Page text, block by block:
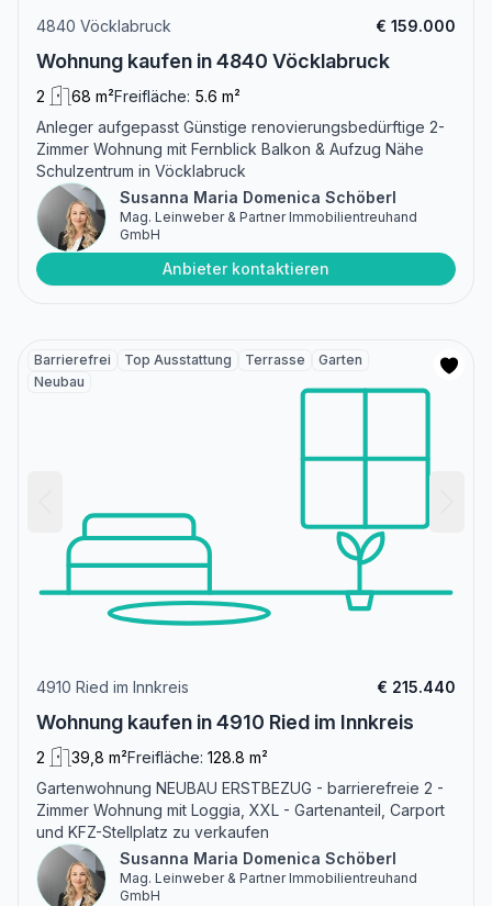
4840 Vöcklabruck € 159.000
Wohnung kaufen in 4840 Vöcklabruck
2 68 m²Freifläche: 5.6 m²
Anleger aufgepasst Günstige renovierungsbedürftige 2-
Zimmer Wohnung mit Fernblick Balkon & Aufzug Nähe
Schulzentrum in Vöcklabruck
Susanna Maria Domenica Schöberl
Mag. Leinweber & Partner Immobilientreuhand
GmbH
Anbieter kontaktieren
Barrierefrei Top Ausstattung Terrasse
Garten
Neubau
4910 Ried im Innkreis € 215.440
Wohnung kaufen in 4910 Ried im Innkreis
2 39,8 m²Freifläche: 128.8 m²
Gartenwohnung NEUBAU ERSTBEZUG - barrierefreie 2 -
Zimmer Wohnung mit Loggia, XXL - Gartenanteil, Carport
und KFZ-Stellplatz zu verkaufen
Susanna Maria Domenica Schöberl
Mag. Leinweber & Partner Immobilientreuhand
GmbH